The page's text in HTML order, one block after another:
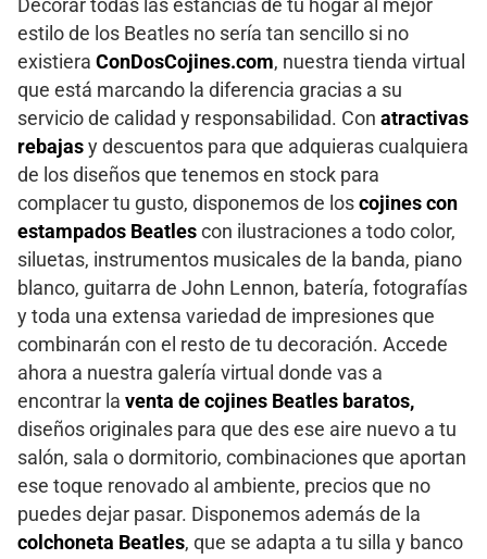
Decorar todas las estancias de tu hogar al mejor
estilo de los Beatles no sería tan sencillo si no
existiera ConDosCojines.com, nuestra tienda virtual
que está marcando la diferencia gracias a su
servicio de calidad y responsabilidad. Con atractivas
rebajas y descuentos para que adquieras cualquiera
de los diseños que tenemos en stock para
complacer tu gusto, disponemos de los cojines con
estampados Beatles con ilustraciones a todo color,
siluetas, instrumentos musicales de la banda, piano
blanco, guitarra de John Lennon, batería, fotografías
y toda una extensa variedad de impresiones que
combinarán con el resto de tu decoración. Accede
ahora a nuestra galería virtual donde vas a
encontrar la venta de cojines Beatles baratos,
diseños originales para que des ese aire nuevo a tu
salón, sala o dormitorio, combinaciones que aportan
ese toque renovado al ambiente, precios que no
puedes dejar pasar. Disponemos además de la
colchoneta Beatles, que se adapta a tu silla y banco